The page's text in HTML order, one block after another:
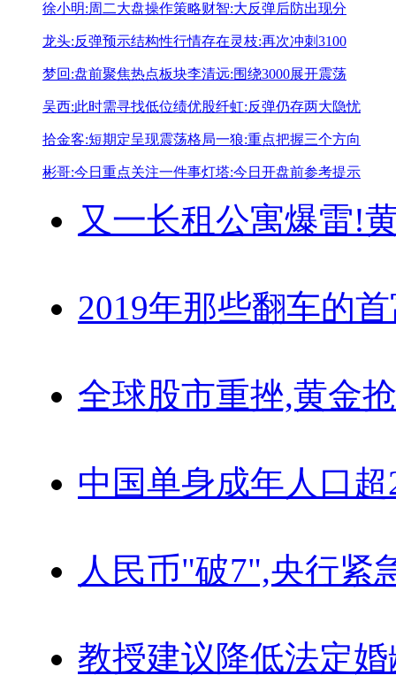
徐小明:周二大盘操作策略财智:大反弹后防出现分
龙头:反弹预示结构性行情存在灵枝:再次冲刺3100
梦回:盘前聚焦热点板块李清远:围绕3000展开震荡
吴西:此时需寻找低位绩优股纤虹:反弹仍存两大隐忧
拾金客:短期定呈现震荡格局一狼:重点把握三个方向
彬哥:今日重点关注一件事灯塔:今日开盘前参考提示
又一长租公寓爆雷!
2019年那些翻车的
全球股市重挫,黄金
中国单身成年人口超
人民币"破7",央行紧
教授建议降低法定婚